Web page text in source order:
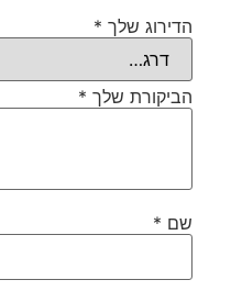
הדירוג שלך *
הביקורת שלך *
שם *